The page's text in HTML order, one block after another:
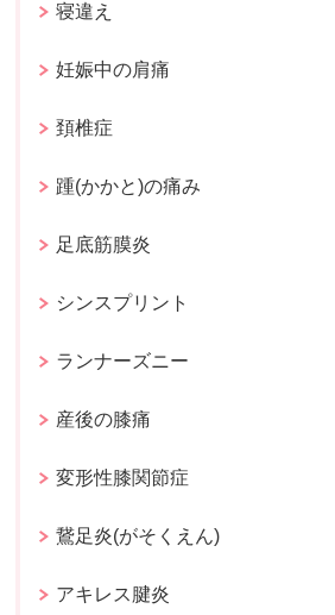
寝違え
妊娠中の肩痛
頚椎症
踵(かかと)の痛み
足底筋膜炎
シンスプリント
ランナーズニー
産後の膝痛
変形性膝関節症
鵞足炎(がそくえん)
アキレス腱炎